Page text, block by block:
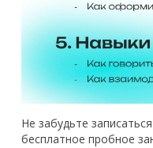
Не забудьте
бесплатное пробное